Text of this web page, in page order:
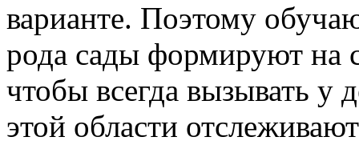
варианте. Поэтому
рода сады формируют на
чтобы всегда вызывать у
этой области